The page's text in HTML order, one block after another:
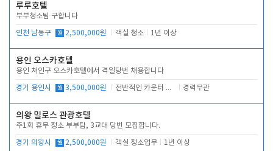
루루호텔
부부청소팀 구합니다
인천 남동구 월 2,500,000원 객실 청소 1년 이상
용인 오스카호텔
용인 처인구 오스카호텔에서 격일당번 채용합니다
경기 용인시 월 3,500,000원 전반적인 카운터 업무 경력무관
의왕 밀로스 관광호텔
주1회 휴무 청소 부부팀, 3교대 당번 모집합니다.
경기 의왕시 월 2,500,000원 객실 청소업무 1년 이상